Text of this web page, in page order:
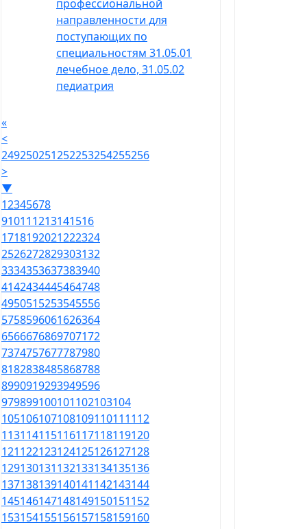
профессиональной
направленности для
поступающих по
специальностям 31.05.01
лечебное дело, 31.05.02
педиатрия
«
<
249250251252253254255256
>
▼
12345678
910111213141516
1718192021222324
2526272829303132
3334353637383940
4142434445464748
4950515253545556
5758596061626364
6566676869707172
7374757677787980
8182838485868788
8990919293949596
979899100101102103104
105106107108109110111112
113114115116117118119120
121122123124125126127128
129130131132133134135136
137138139140141142143144
145146147148149150151152
153154155156157158159160